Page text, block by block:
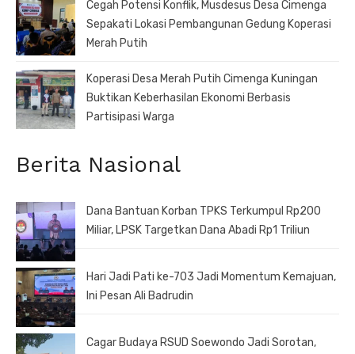
Cegah Potensi Konflik, Musdesus Desa Cimenga
Sepakati Lokasi Pembangunan Gedung Koperasi
Merah Putih
Koperasi Desa Merah Putih Cimenga Kuningan
Buktikan Keberhasilan Ekonomi Berbasis
Partisipasi Warga
Berita Nasional
Dana Bantuan Korban TPKS Terkumpul Rp200
Miliar, LPSK Targetkan Dana Abadi Rp1 Triliun
Hari Jadi Pati ke-703 Jadi Momentum Kemajuan,
Ini Pesan Ali Badrudin
Cagar Budaya RSUD Soewondo Jadi Sorotan,